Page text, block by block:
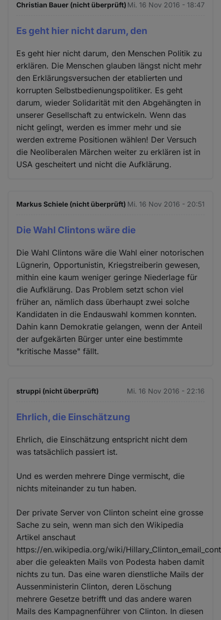
Christian Bauer (nicht überprüft) Mi. 16 Nov 2016 - 18:47
Es geht hier nicht darum, den
Es geht hier nicht darum, den Menschen Politik zu
erklären. Die Menschen glauben längst nicht mehr
den Erklärungsversuchen der etablierten und
korrupten Selbstbedienungspolitiker. Es geht
darum, wieder Solidarität mit den Abgehängten in
unserer Gesellschaft zu entwickeln. Wenn das
nicht gelingt, werden es immer mehr und sie
werden extreme Positionen wählen! Der Versuch
die Neoliberalen Märchen weiter zu erklären ist in
USA gescheitert und nicht die Aufklärung.
Markus Schiele (nicht überprüft) Mi. 16 Nov 2016 - 20:51
Die Wahl Clintons wäre die
Die Wahl Clintons wäre die Wahl einer notorischen
Lügnerin, Opportunistin, Kriegstreiberin gewesen,
mithin eine kaum weniger geringe Niederlage für
die Aufklärung. Das Problem setzt schon viel
früher an, nämlich dass überhaupt zwei solche
Kandidaten in die Endauswahl kommen konnten.
Dahin kann Demokratie gelangen, wenn der Anteil
der aufgekärten Bürger unter eine bestimmte
"kritische Masse" fällt.
struppi (nicht überprüft) Mi. 16 Nov 2016 - 22:16
Ehrlich, die Einschätzung
Ehrlich, die Einschätzung entspricht nicht dem
was tatsächlich passiert ist.
Und es werden mehrere Dinge vermischt, die
nichts miteinander zu tun haben.
Der private Server von Clinton scheint eine grosse
Sache zu sein, wenn man sich den Wikipedia
Artikel anschaut
https://en.wikipedia.org/wiki/
aber die geleakten Mails von Podesta haben damit
nichts zu tun. Das eine waren dienstliche Mails der
Aussenministerin Clinton, deren Löschung
mehrere Gesetze betrifft und das andere waren
Mails des Kampagnenführer von Clinton. In diesen